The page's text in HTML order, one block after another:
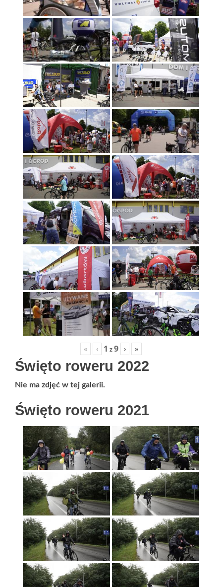
« ‹ 1 z9 › »
Święto roweru 2022
Nie ma zdjęć w tej galerii.
Święto roweru 2021